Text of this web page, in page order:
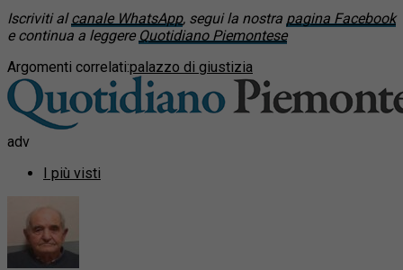
Iscriviti alcanale WhatsApp, segui la nostra pagina Facebook
e continua a leggere Quotidiano Piemontese
Argomenti correlati:palazzo di giustizia
adv
I più visti